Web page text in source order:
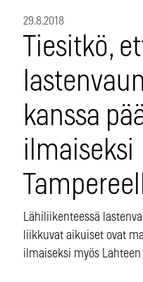
29.8.2018
Tiesitkö,
kanssa
ilmaiseksi
Lähiliikenteessä
liikkuvat aikuiset ovat
ilmaiseksi myös Lahteen